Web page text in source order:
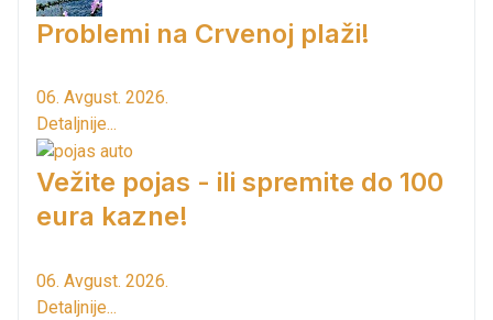
Problemi na Crvenoj plaži!
06. Avgust. 2026.
Detaljnije...
Vežite pojas - ili spremite do 100
eura kazne!
06. Avgust. 2026.
Detaljnije...